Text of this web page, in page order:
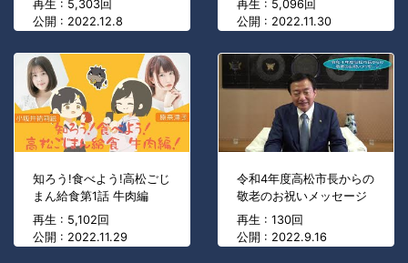
再生 : 5,303回
公開 : 2022.12.8
再生 : 5,096回
公開 : 2022.11.30
知ろう!食べよう!高松ごじ
まん給食第1話 牛肉編
再生 : 5,102回
公開 : 2022.11.29
令和4年度高松市長からの
敬老のお祝いメッセージ
再生 : 130回
公開 : 2022.9.16